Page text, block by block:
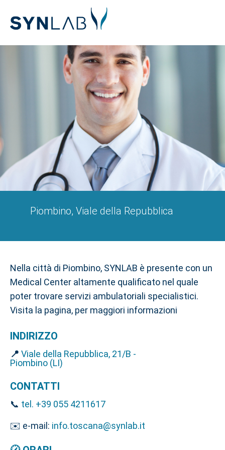
Piombino, Viale della Repubblica
Nella città di Piombino, SYNLAB è presente con un
Medical Center altamente qualificato nel quale
poter trovare servizi ambulatoriali specialistici.
Visita la pagina, per maggiori informazioni
INDIRIZZO
📍 Viale della Repubblica, 21/B -
Piombino (LI)
CONTATTI
📞 tel. +39 055 4211617
✉️ e-mail: info.toscana@synlab.it